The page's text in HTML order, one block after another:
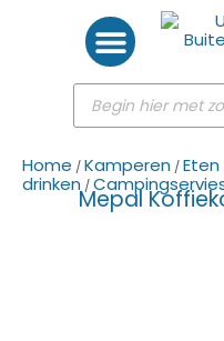
Home /Kamperen /Eten
drinken /
Mepal